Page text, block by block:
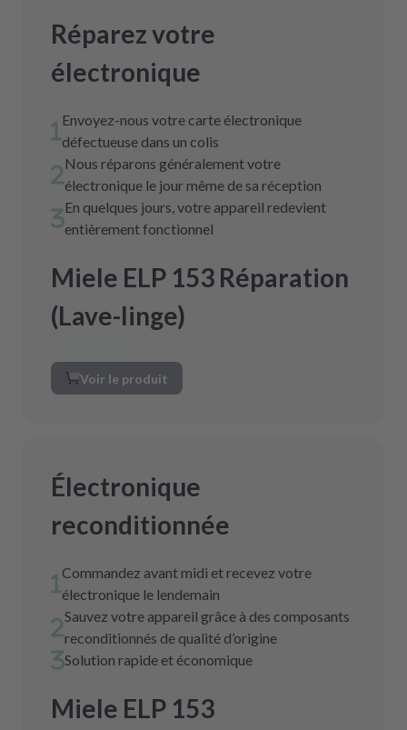
Réparez votre
électronique
Envoyez-nous votre carte électronique
défectueuse dans un colis
Nous réparons généralement votre
électronique le jour même de sa réception
En quelques jours, votre appareil redevient
entièrement fonctionnel
Miele ELP 153 Réparation
(Lave-linge)
Voir le produit
Électronique
reconditionnée
Commandez avant midi et recevez votre
électronique le lendemain
Sauvez votre appareil grâce à des composants
reconditionnés de qualité d’origine
Solution rapide et économique
Miele ELP 153